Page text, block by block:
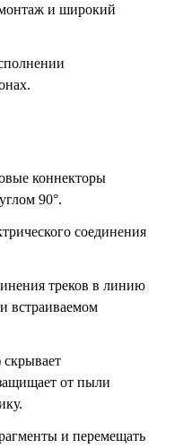
и широкий
коннекторы
90°.
соединения
треков в линию
встраиваемом
от пыли
и перемещать